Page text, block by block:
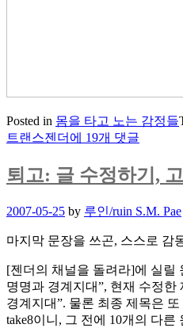
Posted in 몸을 타고 노는 감정들
트랜스젠더 젠
의
채
널
을
돌
라
에 19개 댓글
퇴고: 글 수정하기,
Posted
2007-05-25 by 루인/ruin S.M. Pae
마지막 문장을 쓰곤, 스스로 감
[젠더의 채널을 돌려라]에 실릴
명명과 경계지대”, 현재 수정한
경계지대”. 물론 최종 제목은
take8이니, 그 전에 10개의 다